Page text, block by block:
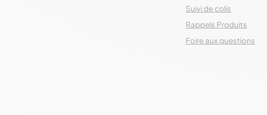
Suivi de colis
Rappels Produits
Foire aux questions